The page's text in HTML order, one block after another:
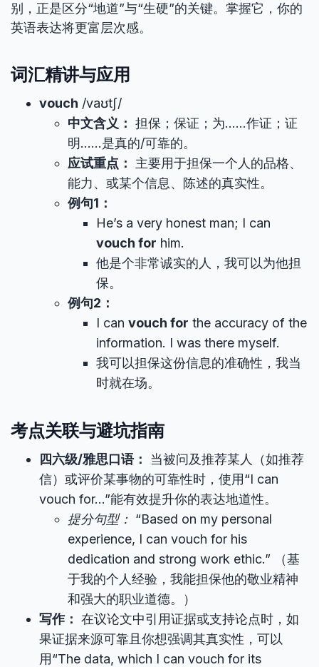
别，正是区分“地道”与“生硬”的关键。掌握它，你的
英语表达将更富层次感。
词汇精讲与应用
vouch /vaʊtʃ/
中文含义： 担保；保证；为……作证；证
明……是真的/可靠的。
应试重点：
主要用于担保一个人的品格、
能力、或某个信息、陈述的真实性。
例句1：
He’s a very honest man; I can
vouch for him.
他是个非常诚实的人，我可以为他担
保。
例句2：
I can vouch for the accuracy of the
information. I was there myself.
我可以担保这份信息的准确性，我当
时就在场。
考点关联与避坑指南
四六级/雅思口语：
当被问及推荐某人（如推荐
信）或评价某事物的可靠性时，使用“I can
vouch for…”能有效提升你的表达地道性。
提分句型： “Based on my personal
experience, I can vouch for his
dedication and strong work ethic.” （基
于我的个人经验，我能担保他的敬业精神
和强大的职业道德。）
写作： 在议论文中引用证据或支持论点时，如
果证据来源可靠且你想强调其真实性，可以
用“The data, which I can vouch for its